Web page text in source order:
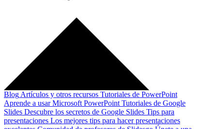
Blog Artículos y otros recursos Tutoriales de PowerPoint
Aprende a usar Microsoft PowerPoint Tutoriales de Google
Slides Descubre los secretos de Google Slides Tips para
presentaciones Los mejores tips para hacer presentaciones